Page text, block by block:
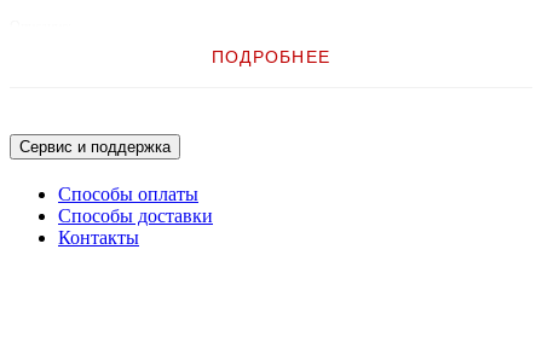
Держатель вала принтера CITIZENПОДРОБНЕЕ
Сервис и поддержка
Способы оплаты
Способы доставки
Контакты